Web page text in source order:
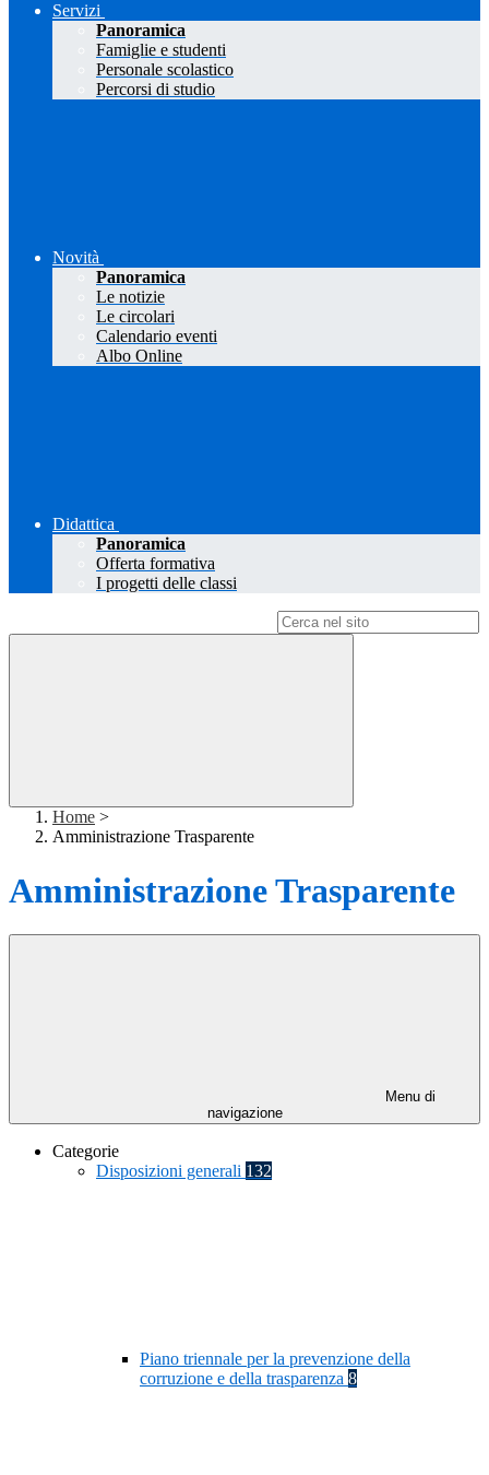
Servizi
Panoramica
Famiglie e studenti
Personale scolastico
Percorsi di studio
Novità
Panoramica
Le notizie
Le circolari
Calendario eventi
Albo Online
Didattica
Panoramica
Offerta formativa
I progetti delle classi
Home >
Amministrazione Trasparente
Amministrazione Trasparente
Menu di
navigazione
Categorie
Disposizioni generali 132
Piano triennale per la prevenzione della
corruzione e della trasparenza 8